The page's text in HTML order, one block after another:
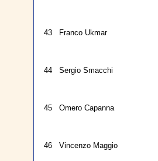
43 Franco Ukmar
44 Sergio Smacchi
45 Omero Capanna
46 Vincenzo Maggio